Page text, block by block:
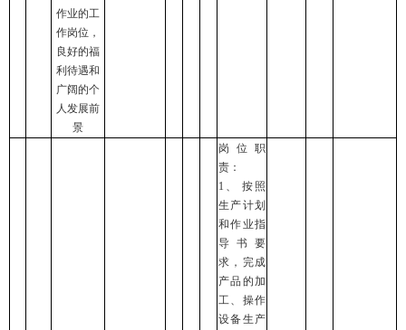
作业的工
作岗位，
良好的福
利待遇和
广阔的个
人发展前
景
岗位职
责：
1、 按照
生产计划
和作业指
导书要
求，完成
产品的加
工、操作
设备生产